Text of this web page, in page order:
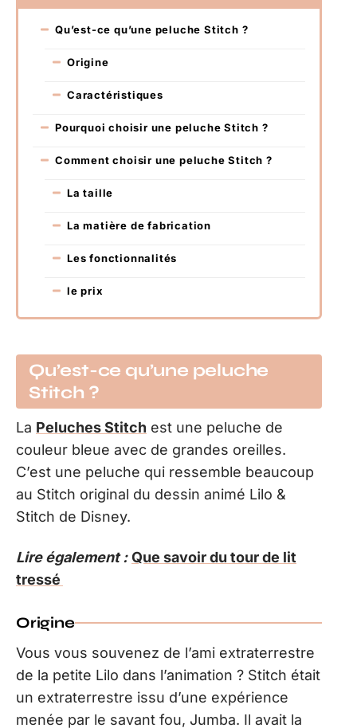
Qu’est-ce qu’une peluche Stitch ?
Origine
Caractéristiques
Pourquoi choisir une peluche Stitch ?
Comment choisir une peluche Stitch ?
La taille
La matière de fabrication
Les fonctionnalités
le prix
Qu’est-ce qu’une peluche
Stitch ?
La Peluches Stitch est une peluche de
couleur bleue avec de grandes oreilles.
C’est une peluche qui ressemble beaucoup
au Stitch original du dessin animé Lilo &
Stitch de Disney.
Lire également : Que savoir du tour de lit
tressé
Origine
Vous vous souvenez de l’ami extraterrestre
de la petite Lilo dans l’animation ? Stitch était
un extraterrestre issu d’une expérience
menée par le savant fou, Jumba. Il avait la